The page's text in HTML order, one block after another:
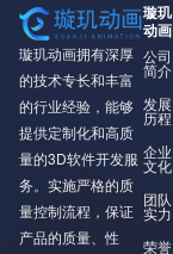
璇玑动画拥有深厚
的技术专长和丰富
的行业经验，能够
提供定制化和高质
量的3D软件开发服
务。实施严格的质
量控制流程，保证
产品的质量、性
璇玑
动画
公司
简介
发展
历程
企业
文化
团队
实力
荣誉